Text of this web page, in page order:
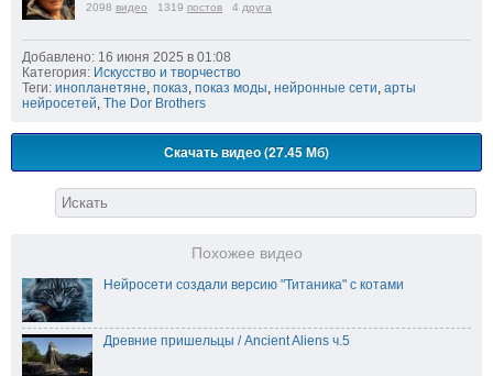
2098 видео 1319 постов 4 друга
Добавлено: 16 июня 2025 в 01:08
Категория: Искусство и творчество
Теги: инопланетяне, показ, показ моды, нейронные сети, арты
нейросетей, The Dor Brothers
Скачать видео (27.45 Мб)
Похожее видео
Нейросети создали версию "Титаника" с котами
Древние пришельцы / Ancient Aliens ч.5